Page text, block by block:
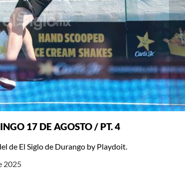
17 DE AGOSTO / PT. 4
de El Siglo de Durango by Playdoit.
2025